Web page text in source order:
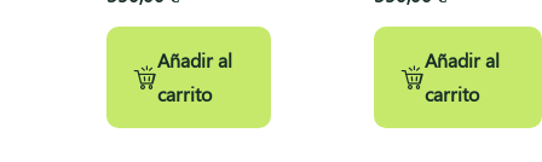
Datos
out
of
5
Añadir al
carrito
out
of
5
Añadir al
carrito